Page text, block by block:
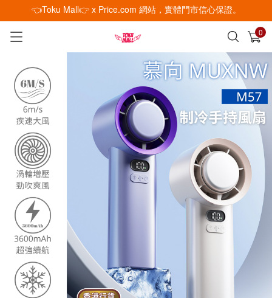
👈Toku Mall👉 x Price.com 網站，實體門市信心保證。
0
已加入購物車 查看